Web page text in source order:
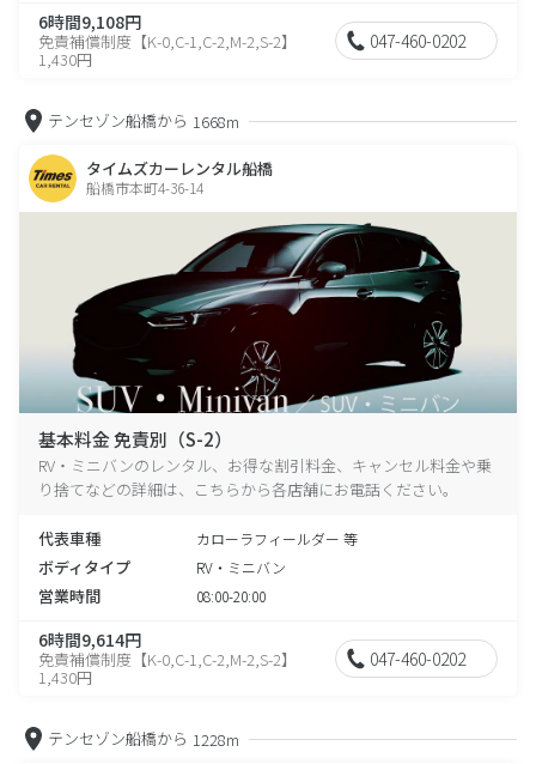
6時間9,108円
免責補償制度【K-0,C-1,C-2,M-2,S-2】
1,430円
047-460-0202
テンセゾン船橋から 1668m
タイムズカーレンタル船橋
船橋市本町4-36-14
基本料金 免責別（S-2）
RV・ミニバンのレンタル、お得な割引料金、キャンセル料金や乗
り捨てなどの詳細は、こちらから各店舗にお電話ください。
代表車種 カローラフィールダー 等
ボディタイプ RV・ミニバン
営業時間 08:00-20:00
6時間9,614円
免責補償制度【K-0,C-1,C-2,M-2,S-2】
1,430円
047-460-0202
テンセゾン船橋から 1228m